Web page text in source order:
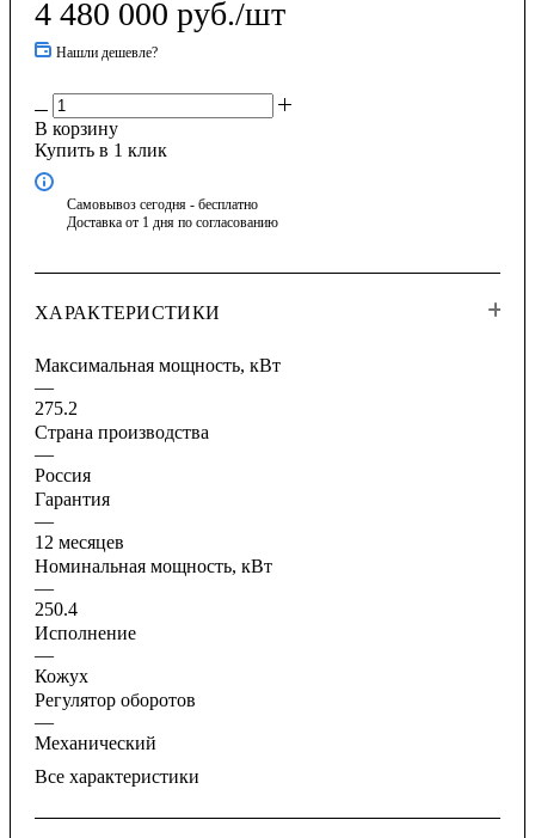
4 480 000 руб./шт
Нашли дешевле?
В корзину
Купить в 1 клик
Самовывоз сегодня - бесплатно
Доставка от 1 дня по согласованию
ХАРАКТЕРИСТИКИ
Максимальная мощность, кВт
—
275.2
Страна производства
—
Россия
Гарантия
—
12 месяцев
Номинальная мощность, кВт
—
250.4
Исполнение
—
Кожух
Регулятор оборотов
—
Механический
Все характеристики